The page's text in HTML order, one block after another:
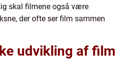
skal filmene også være
der ofte ser film sammen
udvikling af film